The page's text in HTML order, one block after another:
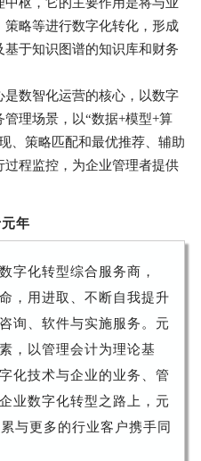
略等进行数字化转化，形成
于知识图谱的知识库和财务
数智化运营的核心，以数字
理场景，以“数据+模型+算
、策略匹配和最优推荐、辅助
程监控，为企业管理者提供
年
字化转型综合服务商，
，用进取、不断自我提升
询、软件与实施服务。元
，以管理会计为理论基
化技术与企业的业务、管
业数字化转型之路上，元
与更多的行业客户携手同